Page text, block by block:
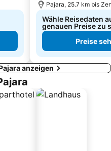
Pajara, 25.7 km bis
Wähle Reisedaten
genauen Preise zu
Preise
anzeigen